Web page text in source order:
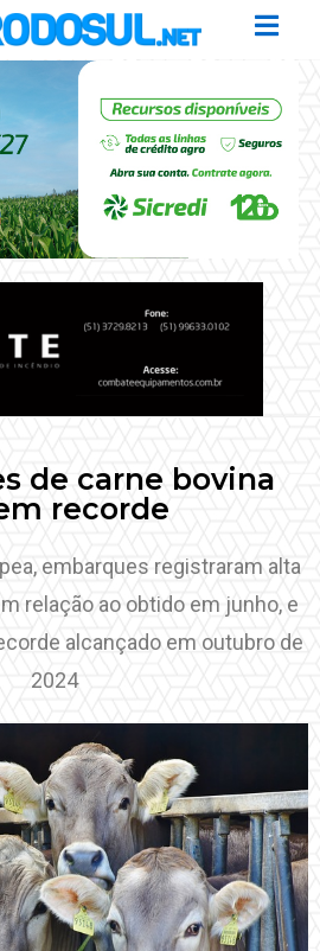
de carne bovina
recorde
embarques registraram alta
relação ao obtido em junho, e
alcançado em outubro de
2024